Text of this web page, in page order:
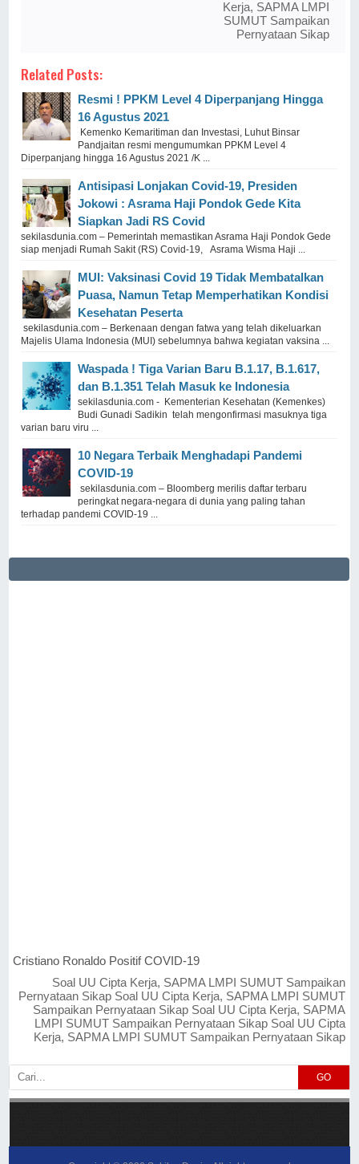
Kerja, SAPMA LMPI
SUMUT Sampaikan
Pernyataan Sikap
Related Posts:
Resmi ! PPKM Level 4 Diperpanjang Hingga
16 Agustus 2021
Kemenko Kemaritiman dan Investasi, Luhut Binsar
Pandjaitan resmi mengumumkan PPKM Level 4
Diperpanjang hingga 16 Agustus 2021 /K ...
Antisipasi Lonjakan Covid-19, Presiden
Jokowi : Asrama Haji Pondok Gede Kita
Siapkan Jadi RS Covid
sekilasdunia.com – Pemerintah memastikan Asrama Haji Pondok Gede
siap menjadi Rumah Sakit (RS) Covid-19, Asrama Wisma Haji ...
MUI: Vaksinasi Covid 19 Tidak Membatalkan
Puasa, Namun Tetap Memperhatikan Kondisi
Kesehatan Peserta
sekilasdunia.com – Berkenaan dengan fatwa yang telah dikeluarkan
Majelis Ulama Indonesia (MUI) sebelumnya bahwa kegiatan vaksina ...
Waspada ! Tiga Varian Baru B.1.17, B.1.617,
dan B.1.351 Telah Masuk ke Indonesia
sekilasdunia.com - Kementerian Kesehatan (Kemenkes)
Budi Gunadi Sadikin telah mengonfirmasi masuknya tiga
varian baru viru ...
10 Negara Terbaik Menghadapi Pandemi
COVID-19
sekilasdunia.com – Bloomberg merilis daftar terbaru
peringkat negara-negara di dunia yang paling tahan
terhadap pandemi COVID-19 ...
Cristiano Ronaldo Positif COVID-19
Soal UU Cipta Kerja, SAPMA LMPI SUMUT Sampaikan
Pernyataan Sikap Soal UU Cipta Kerja, SAPMA LMPI SUMUT
Sampaikan Pernyataan Sikap Soal UU Cipta Kerja, SAPMA
LMPI SUMUT Sampaikan Pernyataan Sikap Soal UU Cipta
Kerja, SAPMA LMPI SUMUT Sampaikan Pernyataan Sikap
GO